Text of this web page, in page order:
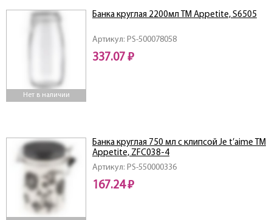
Нет в наличии
Артикул: PS-500078058
Банка круглая 2200мл ТМ Appetite, S6505
337.07 ₽
Артикул: PS-550000336
Банка круглая 750 мл c клипсой Je t’aime ТМ
Appetite, ZFC038-4
167.24 ₽